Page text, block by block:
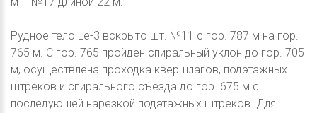
Рудное тело Le-3 вскрыто шт. №11 с гор. 787 м на гор.
765 м. С гор. 765 пройден спиральный уклон до гор. 705
м, осуществлена проходка квершлагов, подэтажных
штреков и спирального съезда до гор. 675 м с
последующей нарезкой подэтажных штреков. Для